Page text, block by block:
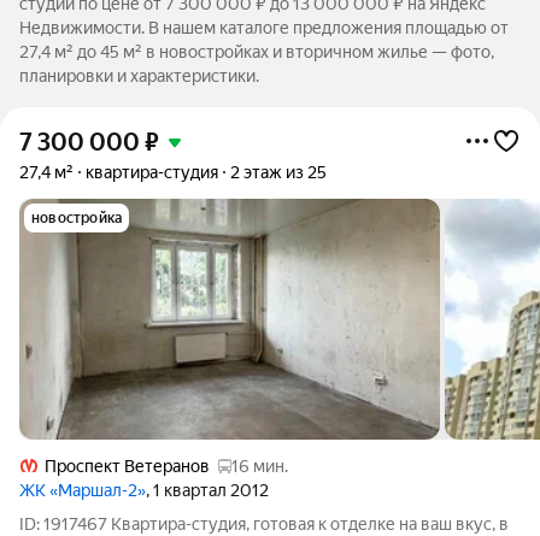
Недвижимости. В нашем каталоге предложения площадью от
27,4 м² до 45 м² в новостройках и вторичном жилье — фото,
планировки и характеристики.
7 300 000 ₽
27,4 м² квартира-студия 2 этаж из 25
новостройка
Проспект Ветеранов
16 мин.
ЖК «Маршал-2», 1 квартал 2012
ID: 1917467 Квартира-студия, готовая к отделке на ваш вкус, в